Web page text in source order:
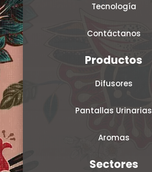
Tecnología
Contáctanos
Productos
Difusores
Pantallas Urinarias
Aromas
Sectores